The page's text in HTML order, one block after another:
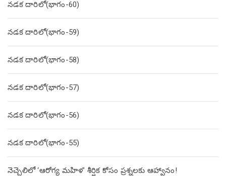
నడక దారిలో(భాగం-60)
నడక దారిలో(భాగం-59)
నడక దారిలో(భాగం-58)
నడక దారిలో(భాగం-57)
నడక దారిలో(భాగం-56)
నడక దారిలో(భాగం-55)
నెచ్చెలిలో ‘ఆరోగ్య మహిళ’ శీర్షిక కోసం ప్రశ్నలకు ఆహ్వానం!